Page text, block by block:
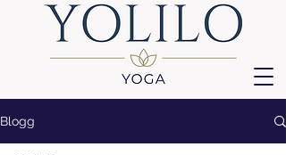
Blogg